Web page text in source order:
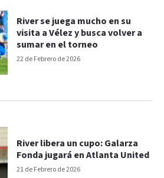
22 de Febrero de 2026
River se juega mucho en su
visita a Vélez y busca volver a
sumar en el torneo
21 de Febrero de 2026
River libera un cupo: Galarza
Fonda jugará en Atlanta United